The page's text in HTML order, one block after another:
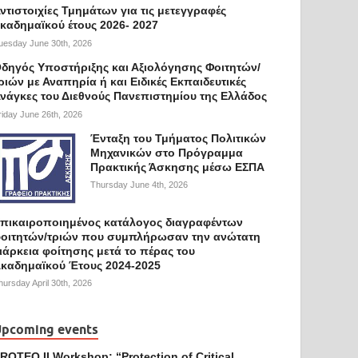
Τμημάτων για τις μετεγγραφές
έτους 2026- 2027
June 30th, 2026
Υποστήριξης και Αξιολόγησης Φοιτητών/
με Αναπηρία ή και Ειδικές Εκπαιδευτικές
του Διεθνούς Πανεπιστημίου της Ελλάδος
June 26th, 2026
Ένταξη του Τμήματος Πολιτικών
Μηχανικών στο Πρόγραμμα
Πρακτικής Άσκησης μέσω ΕΣΠΑ
Thursday June 4th, 2026
κατάλογος διαγραφέντων
τριών που συμπλήρωσαν την ανώτατη
φοίτησης μετά το πέρας του
Έτους 2024-2025
April 30th, 2026
events